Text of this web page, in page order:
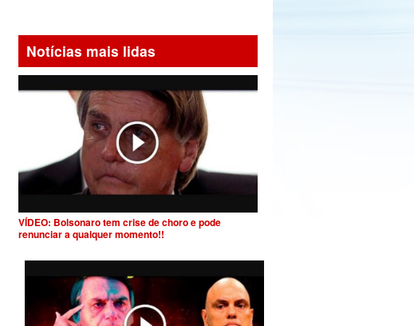
Notícias mais lidas
VÍDEO: Bolsonaro tem crise de choro e pode
renunciar a qualquer momento!!